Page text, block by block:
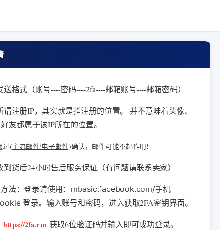
送格式（账号----密码----2fa----邮箱账号----邮箱密码）
谓注册IP，其实就是指注册的位置。 并不意味着头像、
友都属于该IP所在的位置。
过(主流邮件/电子邮件)确认，邮件可能不起作用!
到货后24小时售后服务保证（有问题请联系卖家）
法： 登录请使用：mbasic.facebook.com/手机
登录。 输入账号和密码，进入获取2FA密钥界面。
https://2fa.run 获取6位验证码并输入即可成功登录。